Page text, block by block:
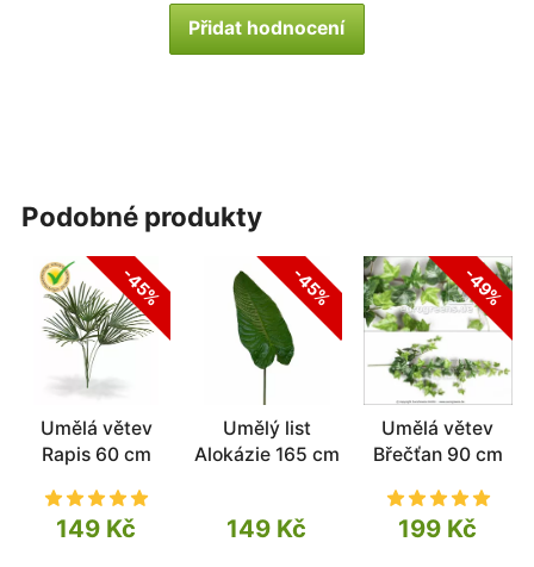
Přidat hodnocení
podobné produkty
-45%
Umělá větev
Rapis 60 cm
149 Kč
-45%
Umělý list
Alokázie 165 cm
149 Kč
-49%
Umělá větev
Břečťan 90 cm
199 Kč